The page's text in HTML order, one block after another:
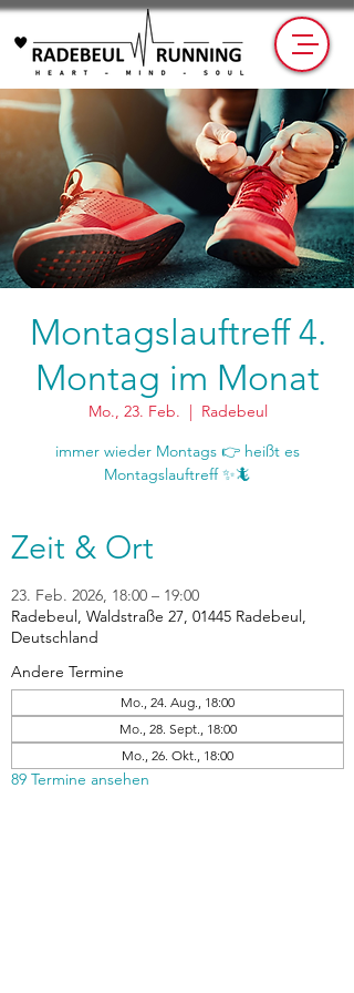
Montagslauftreff 4.
Montag im Monat
Mo., 23. Feb.
  |
Radebeul
immer wieder Montags 👉 heißt es
Zeit & Ort
23. Feb. 2026, 18:00 – 19:00
Radebeul, Waldstraße 27, 01445 Radebeul,
Deutschland
Andere Termine
Mo., 24. Aug., 18:00
Mo., 28. Sept., 18:00
Mo., 26. Okt., 18:00
89 Termine ansehen